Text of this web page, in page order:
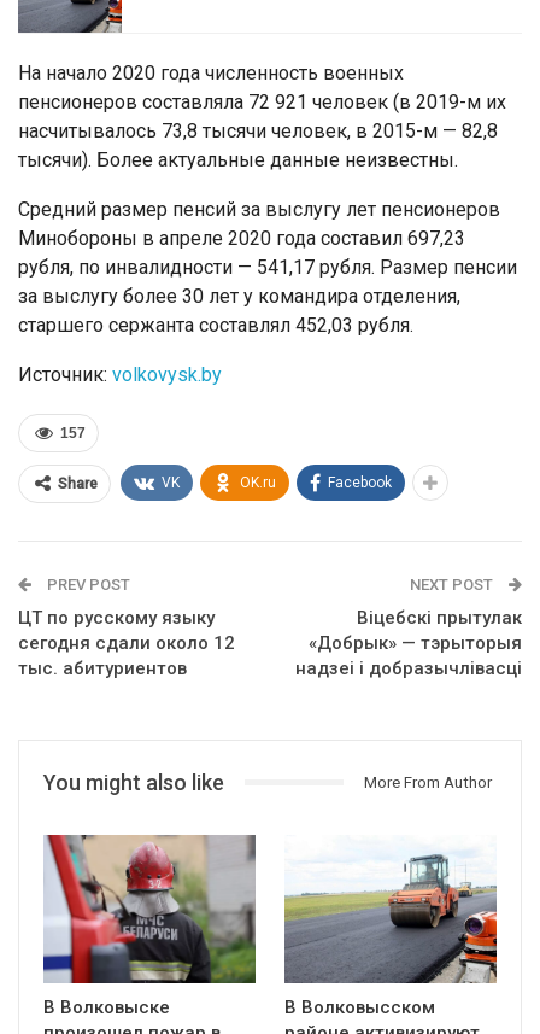
На начало 2020 года численность военных
пенсионеров составляла 72 921 человек (в 2019-м их
насчитывалось 73,8 тысячи человек, в 2015-м — 82,8
тысячи). Более актуальные данные неизвестны.
Средний размер пенсий за выслугу лет пенсионеров
Минобороны в апреле 2020 года составил 697,23
рубля, по инвалидности — 541,17 рубля. Размер пенсии
за выслугу более 30 лет у командира отделения,
старшего сержанта составлял 452,03 рубля.
Источник: volkovysk.by
157
Share VK OK.ru Facebook
PREV POST
ЦТ по русскому языку
сегодня сдали около 12
тыс. абитуриентов
NEXT POST
Віцебскі прытулак
«‎Добрык»‎ — тэрыторыя
надзеі і добразычлівасці
You might also like More From Author
В Волковыске
В Волковысском